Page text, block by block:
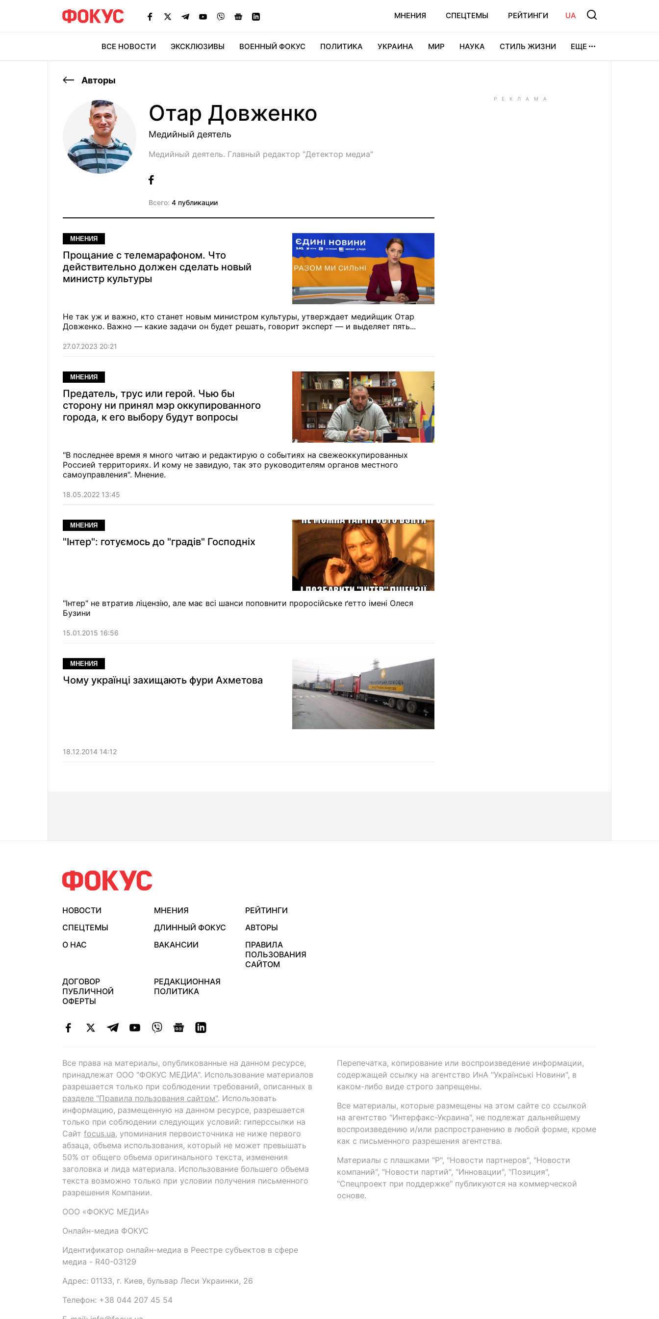
МНЕНИЯ СПЕЦТЕМЫ РЕЙТИНГИ UA
ВСЕ НОВОСТИ ЭКСКЛЮЗИВЫ ВОЕННЫЙ ФОКУС ПОЛИТИКА УКРАИНА МИР НАУКА СТИЛЬ ЖИЗНИ ЕЩЕ
Авторы
Отар Довженко
Медийный деятель
Медийный деятель. Главный редактор "Детектор медиа"
Всего: 4 публикации
МНЕНИЯ
Прощание с телемарафоном. Что
действительно должен сделать новый
министр культуры
Не так уж и важно, кто станет новым министром культуры, утверждает медийщик Отар
Довженко. Важно — какие задачи он будет решать, говорит эксперт — и выделяет пять...
27.07.2023 20:21
МНЕНИЯ
Предатель, трус или герой. Чью бы
сторону ни принял мэр оккупированного
города, к его выбору будут вопросы
"В последнее время я много читаю и редактирую о событиях на свежеоккупированных
Россией территориях. И кому не завидую, так это руководителям органов местного
самоуправления". Мнение.
18.05.2022 13:45
МНЕНИЯ
"Інтер": готуємось до "градів" Господніх
"Інтер" не втратив ліцензію, але має всі шанси поповнити проросійське ґетто імені Олеся
Бузини
15.01.2015 16:56
МНЕНИЯ
Чому українці захищають фури Ахметова
18.12.2014 14:12
НОВОСТИ МНЕНИЯ
РЕЙТИНГИ
СПЕЦТЕМЫ
ДЛИННЫЙ ФОКУС
АВТОРЫ
О НАС
ВАКАНСИИ
ПРАВИЛА
ПОЛЬЗОВАНИЯ
САЙТОМ
ДОГОВОР
ПУБЛИЧНОЙ
ОФЕРТЫ
РЕДАКЦИОННАЯ
ПОЛИТИКА
Все права на материалы, опубликованные на данном ресурсе,
принадлежат ООО "ФОКУС МЕДИА". Использование материалов
разрешается только при соблюдении требований, описанных в
разделе "Правила пользования сайтом". Использовать
информацию, размещенную на данном ресурсе, разрешается
только при соблюдении следующих условий: гиперссылки на
Сайт focus.ua, упоминания первоисточника не ниже первого
абзаца, объема использования, который не может превышать
50% от общего объема оригинального текста, изменения
заголовка и лида материала. Использование большего объема
текста возможно только при условии получения письменного
разрешения Компании.
ООО «ФОКУС МЕДИА»
Онлайн-медиа ФОКУС
Идентификатор онлайн-медиа в Реестре субъектов в сфере
медиа - R40-03129
Адрес: 01133, г. Киев, бульвар Леси Украинки, 26
Телефон: +38 044 207 45 54
Перепечатка, копирование или воспроизведение информации,
содержащей ссылку на агентство ИнА "Українські Новини", в
каком-либо виде строго запрещены.
Все материалы, которые размещены на этом сайте со ссылкой
на агентство "Интерфакс-Украина", не подлежат дальнейшему
воспроизведению и/или распространению в любой форме, кроме
как с письменного разрешения агентства.
Материалы с плашками "Р", "Новости партнеров", "Новости
компаний", "Новости партий", "Инновации", "Позиция",
"Спецпроект при поддержке" публикуются на коммерческой
основе.